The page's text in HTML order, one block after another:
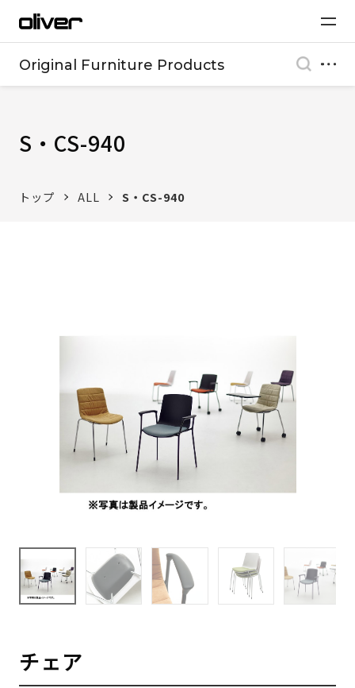
Original Furniture Products
S・CS-940
トップ ALL S・CS-940
チェア